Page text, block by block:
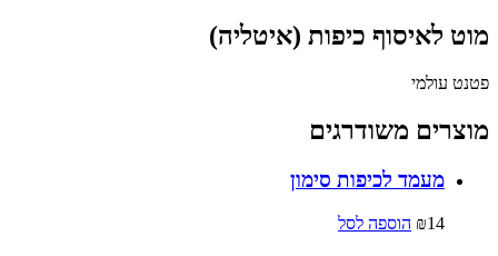
מוט לאיסוף כיפות (איטליה)
פטנט עולמי
מוצרים משודרגים
מעמד לכיפות סימון
₪14 הוספה לסל